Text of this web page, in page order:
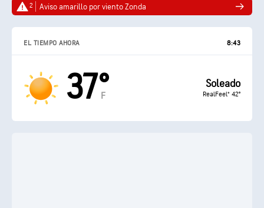
2 Aviso amarillo por viento Zonda
EL TIEMPO AHORA 8:43
37°
F
Soleado
RealFeel® 42°